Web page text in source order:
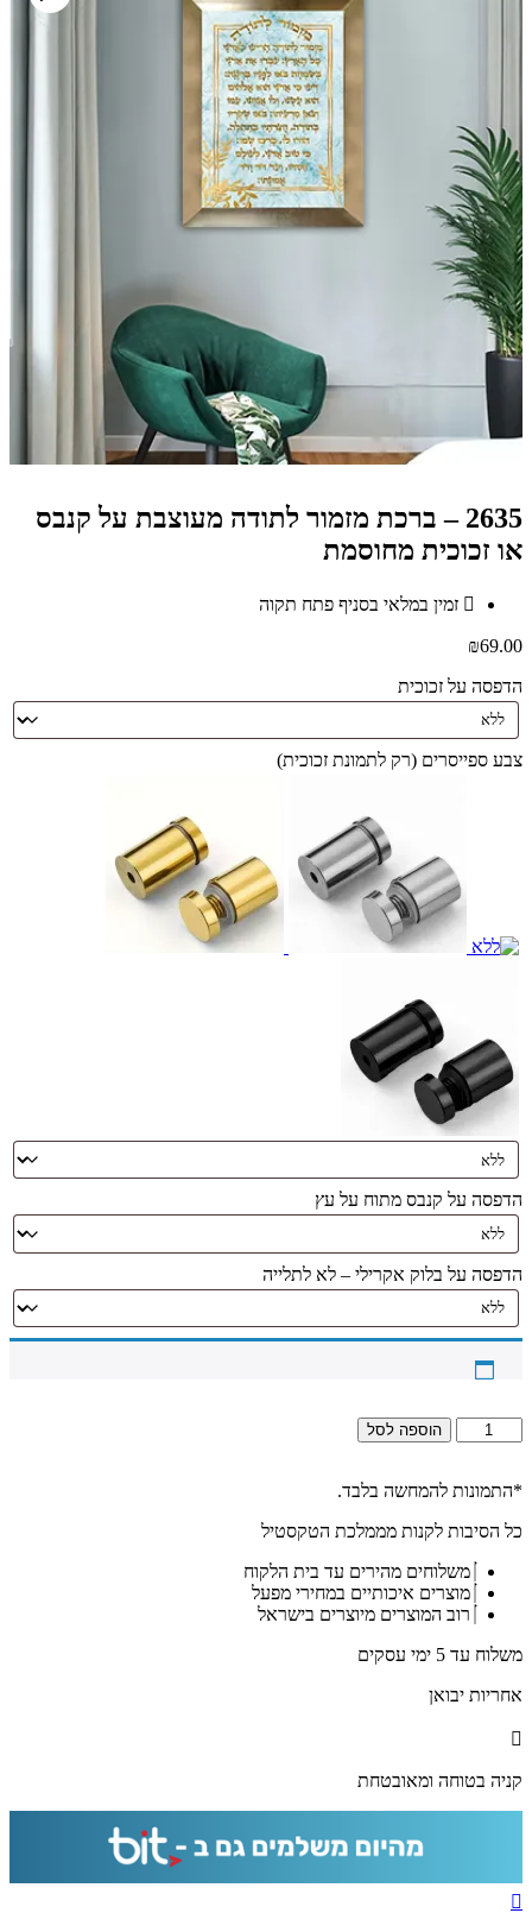
2635 – ברכת מזמור לתודה מעוצבת על קנבס
או זכוכית מחוסמת
זמין במלאי בסניף פתח תקוה
₪69.00
הדפסה על זכוכית
צבע ספייסרים (רק לתמונת זכוכית)
הדפסה על קנבס מתוח על עץ
הדפסה על בלוק אקרילי – לא לתלייה
כמות
של
-
מזמור
מעוצבת
קנבס
זכוכית
הוספה לסל
*התמונות להמחשה בלבד.
כל הסיבות לקנות מממלכת הטקסטיל
משלוחים מהירים עד בית הלקוח
מוצרים איכותיים במחירי מפעל
רוב המוצרים מיוצרים בישראל
משלוח עד 5 ימי עסקים
אחריות יבואן
קניה בטוחה ומאובטחת